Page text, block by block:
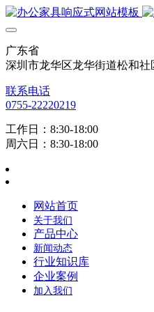
广东省
深圳市龙华区龙华街道松和社
联系电话
0755-22220219
工作日：8:30-18:00
周六日：8:30-18:00
网站首页
关于我们
产品中心
新闻动态
行业知识库
企业案例
加入我们